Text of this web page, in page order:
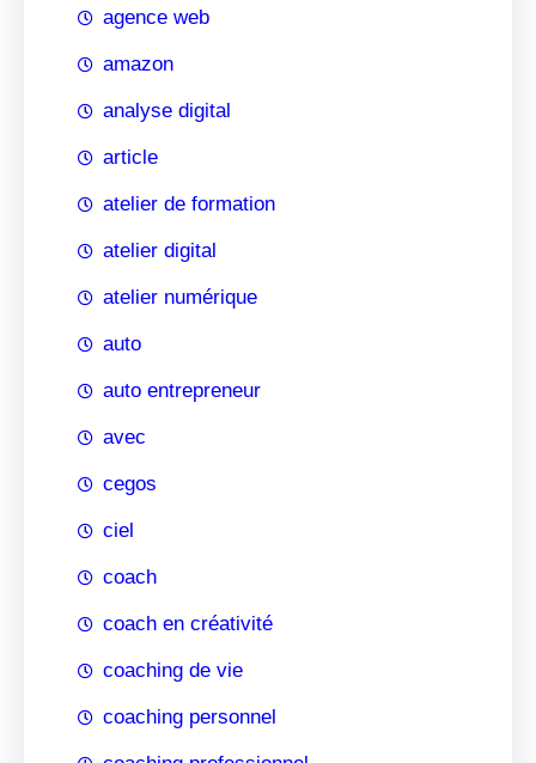
agence web
amazon
analyse digital
article
atelier de formation
atelier digital
atelier numérique
auto
auto entrepreneur
avec
cegos
ciel
coach
coach en créativité
coaching de vie
coaching personnel